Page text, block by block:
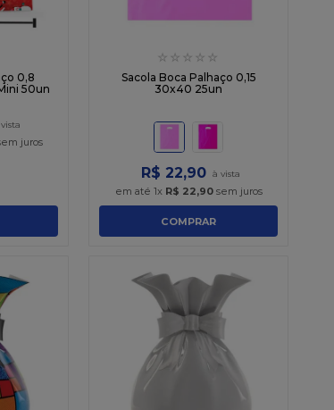
0,8
50un
juros
☆ ☆ ☆ ☆ ☆
Sacola Boca Palhaço 0,15
30x40 25un
R$ 22,90
em até 1x R$ 22,90sem juros
COMPRAR